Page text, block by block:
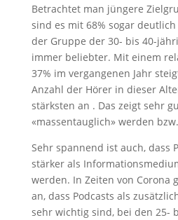
Betrachtet man jüngere
sind es mit 68% sogar
der Gruppe der 30- bis 40-
immer beliebter. Mit einem
37% im vergangenen Jahr
Anzahl der Hörer in dieser
stärksten an . Das zeigt sehr
«massentauglich» werden
Sehr spannend ist auch, dass
stärker als
werden. In Zeiten von Corona
an, dass Podcasts als
sehr wichtig sind, bei den 25-